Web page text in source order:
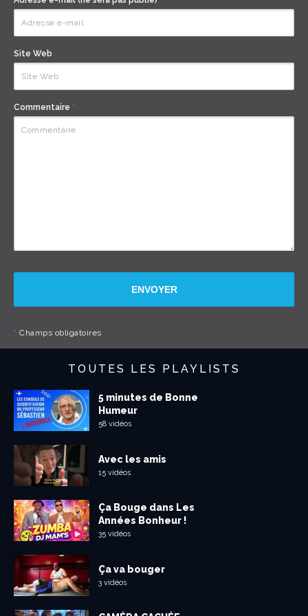
Site Web
Commentaire *
ENVOYER
* Champs obligatoires
TOUTES LES PLAYLISTS
5 minutes de Bonne
Humeur
58 vidéos
Avec les amis
15 vidéos
Ça Bouge dans Les
Années Bonheur !
35 vidéos
Ça va bouger
3 vidéos